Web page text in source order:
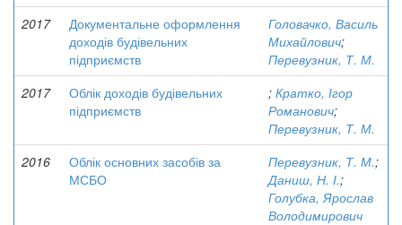
2017
Документальне оформлення
доходів будівельних
підприємств
Головачко, Василь
Михайлович;
Перевузник, Т. М.
2017
Облік доходів будівельних
підприємств
; Кратко, Ігор
Романович;
Перевузник, Т. М.
2016
Облік основних засобів за
МСБО
Перевузник, Т. М.;
Даниш, Н. І.;
Голубка, Ярослав
Володимирович